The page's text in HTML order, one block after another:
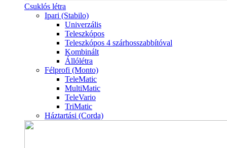
Csuklós létra
Ipari (Stabilo)
Univerzális
Teleszkópos
Teleszkópos 4 szárhosszabbítóval
Kombinált
Állólétra
Félprofi (Monto)
TeleMatic
MultiMatic
TeleVario
TriMatic
Háztartási (Corda)